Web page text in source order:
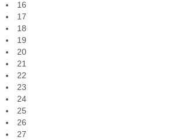
16
17
18
19
20
21
22
23
24
25
26
27